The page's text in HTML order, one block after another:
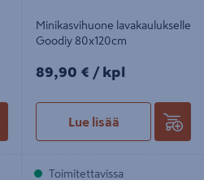
Minikasvihuone lavakaulukselle
Goodiy 80x120cm
89,90€/kpl
89,90 € / kpl
Lue lisää
Toimitettavissa